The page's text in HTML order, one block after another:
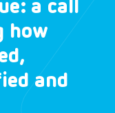
a call
how
and